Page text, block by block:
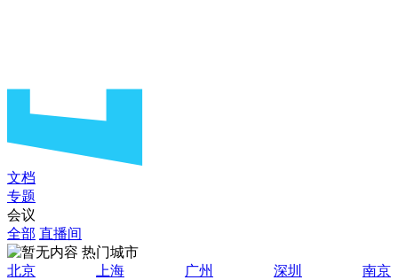
文档
专题
会议
全部 直播间
热门城市
北京
上海 广州 深圳
南京